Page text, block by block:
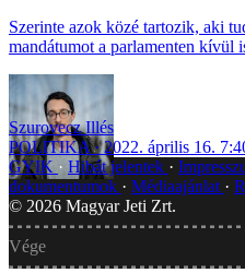
Szerinte azok közé tartozik, aki
mandátumot a parlamenten kívül
Szurovecz Illés
POLITIKA
2022. április 16.
GYIK
Hibát jelentek
dokumentumok
Médiaajánlat
© 2026 Magyar Jeti Zrt.
Vége